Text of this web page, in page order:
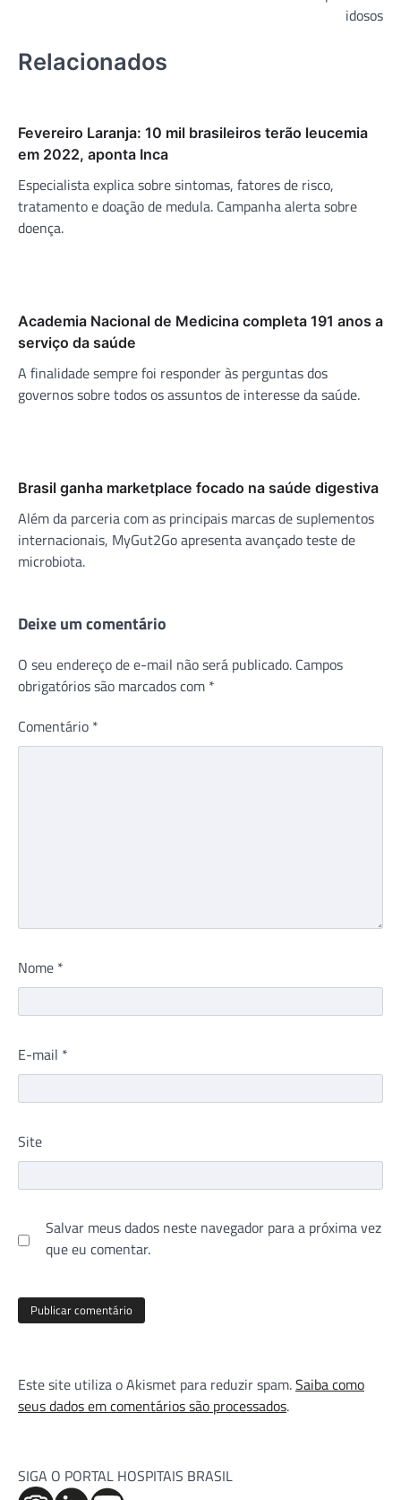
idosos
Relacionados
Fevereiro Laranja: 10 mil brasileiros terão leucemia
em 2022, aponta Inca
Especialista explica sobre sintomas, fatores de risco,
tratamento e doação de medula. Campanha alerta sobre
doença.
Academia Nacional de Medicina completa 191 anos a
serviço da saúde
A finalidade sempre foi responder às perguntas dos
governos sobre todos os assuntos de interesse da saúde.
Brasil ganha marketplace focado na saúde digestiva
Além da parceria com as principais marcas de suplementos
internacionais, MyGut2Go apresenta avançado teste de
microbiota.
Deixe um comentário
O seu endereço de e-mail não será publicado. Campos
obrigatórios são marcados com *
Comentário *
Nome *
E-mail *
Site
Salvar meus dados neste navegador para a próxima vez
que eu comentar.
Este site utiliza o Akismet para reduzir spam.Saiba como
seus dados em comentários são processados.
SIGA O PORTAL HOSPITAIS BRASIL